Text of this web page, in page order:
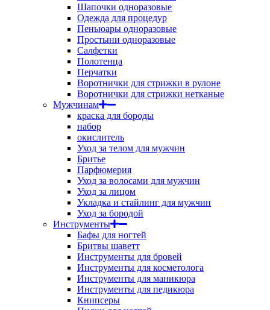
Шапочки одноразовые
Одежда для процедур
Пеньюары одноразовые
Простыни одноразовые
Салфетки
Полотенца
Перчатки
Воротнички для стрижки в рулоне
Воротнички для стрижки нетканые
Мужчинам
краска для бороды
набор
окислитель
Уход за телом для мужчин
Бритье
Парфюмерия
Уход за волосами для мужчин
Уход за лицом
Укладка и стайлинг для мужчин
Уход за бородой
Инструменты
Бафы для ногтей
Бритвы шаветт
Инструменты для бровей
Инструменты для косметолога
Инструменты для маникюра
Инструменты для педикюра
Книпсеры